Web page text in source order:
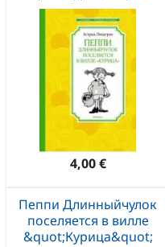
4,00 €
Пеппи Длинныйчулок
поселяется в вилле
&quot;Курица&quot;